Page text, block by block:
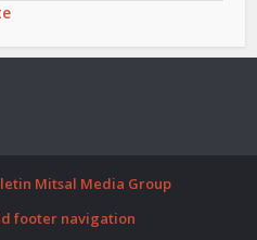
Mitsal Media Group
footer navigation